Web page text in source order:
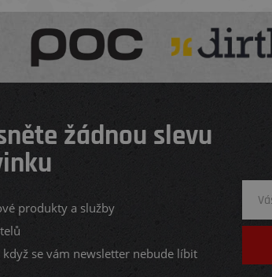
žádnou slevu
produkty a služby
se vám newsletter nebude líbit